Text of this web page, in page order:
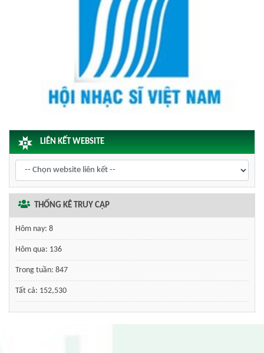
LIÊN KẾT WEBSITE
THỐNG KÊ TRUY CẬP
Hôm nay: 8
Hôm qua: 136
Trong tuần: 847
Tất cả: 152,530